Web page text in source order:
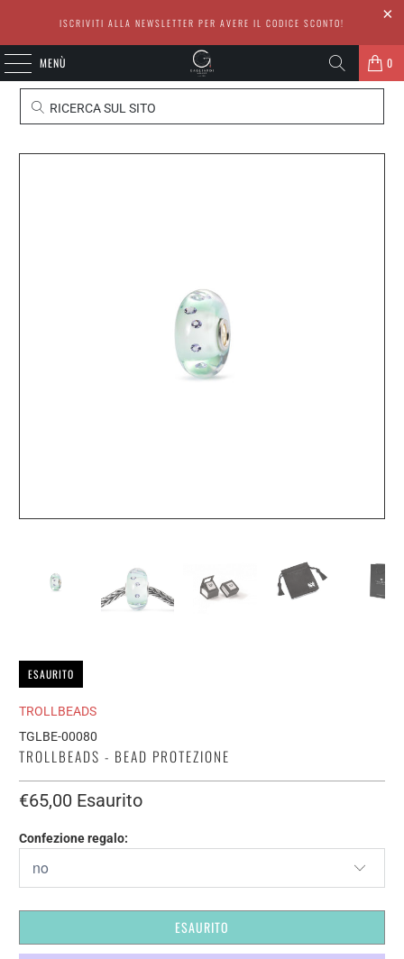
ISCRIVITI ALLA NEWSLETTER PER AVERE IL CODICE SCONTO!
MENÙ 0
RICERCA SUL SITO
ESAURITO
TROLLBEADS
TGLBE-00080
TROLLBEADS - BEAD PROTEZIONE
€65,00 Esaurito
Confezione regalo:
ESAURITO